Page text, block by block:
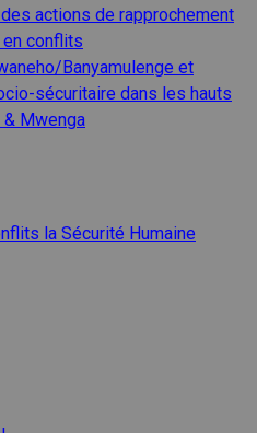
actions de rapprochement
conflits
Banyamulenge et
sécuritaire dans les hauts
& Mwenga